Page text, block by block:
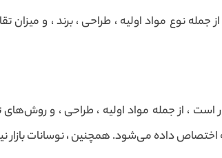
مواد اولیه ، طراحی ، برند ، و میزان
، از جمله مواد اولیه ، طراحی ، و روش‌های
داده می‌شود. همچنین ، نوسانات بازار نیز